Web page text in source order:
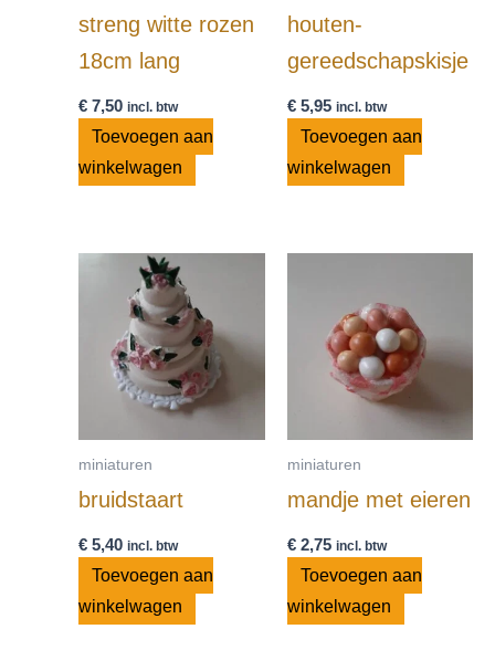
streng witte rozen
18cm lang
€ 7,50 incl. btw
Toevoegen aan
winkelwagen
houten-
gereedschapskisje
€5,95 incl. btw
Toevoegen aan
winkelwagen
miniaturen
bruidstaart
€ 5,40 incl. btw
Toevoegen aan
winkelwagen
miniaturen
mandje met eieren
€2,75 incl. btw
Toevoegen aan
winkelwagen